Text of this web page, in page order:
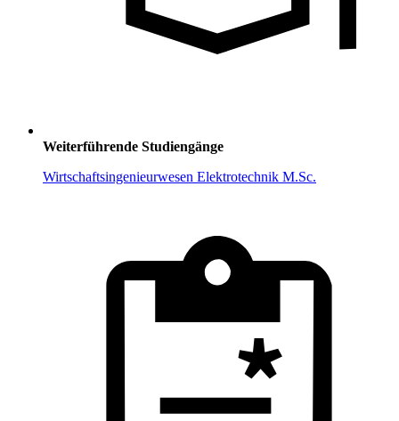
Weiterführende Studiengänge
Wirtschaftsingenieurwesen Elektrotechnik M.Sc.